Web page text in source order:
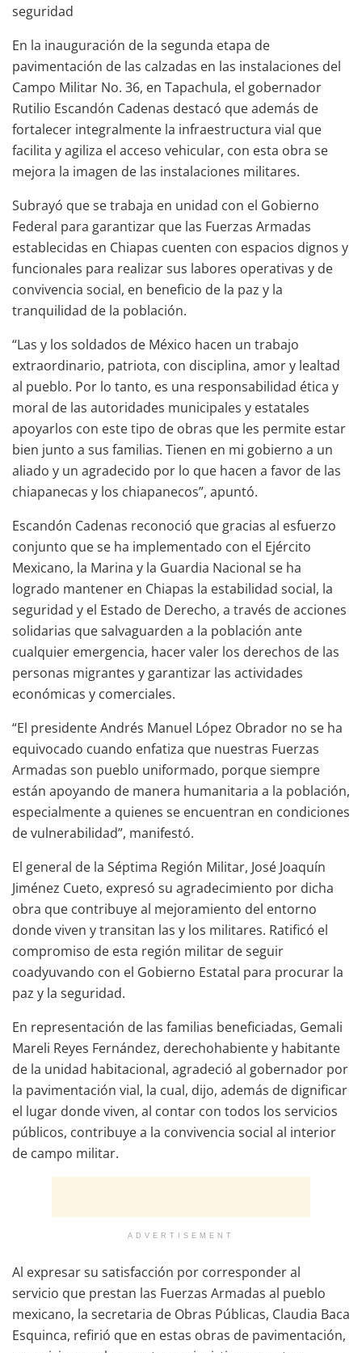
seguridad
En la inauguración de la segunda etapa de
pavimentación de las calzadas en las instalaciones del
Campo Militar No. 36, en Tapachula, el gobernador
Rutilio Escandón Cadenas destacó que además de
fortalecer integralmente la infraestructura vial que
facilita y agiliza el acceso vehicular, con esta obra se
mejora la imagen de las instalaciones militares.
Subrayó que se trabaja en unidad con el Gobierno
Federal para garantizar que las Fuerzas Armadas
establecidas en Chiapas cuenten con espacios dignos y
funcionales para realizar sus labores operativas y de
convivencia social, en beneficio de la paz y la
tranquilidad de la población.
“Las y los soldados de México hacen un trabajo
extraordinario, patriota, con disciplina, amor y lealtad
al pueblo. Por lo tanto, es una responsabilidad ética y
moral de las autoridades municipales y estatales
apoyarlos con este tipo de obras que les permite estar
bien junto a sus familias. Tienen en mi gobierno a un
aliado y un agradecido por lo que hacen a favor de las
chiapanecas y los chiapanecos”, apuntó.
Escandón Cadenas reconoció que gracias al esfuerzo
conjunto que se ha implementado con el Ejército
Mexicano, la Marina y la Guardia Nacional se ha
logrado mantener en Chiapas la estabilidad social, la
seguridad y el Estado de Derecho, a través de acciones
solidarias que salvaguarden a la población ante
cualquier emergencia, hacer valer los derechos de las
personas migrantes y garantizar las actividades
económicas y comerciales.
“El presidente Andrés Manuel López Obrador no se ha
equivocado cuando enfatiza que nuestras Fuerzas
Armadas son pueblo uniformado, porque siempre
están apoyando de manera humanitaria a la población,
especialmente a quienes se encuentran en condiciones
de vulnerabilidad”, manifestó.
El general de la Séptima Región Militar, José Joaquín
Jiménez Cueto, expresó su agradecimiento por dicha
obra que contribuye al mejoramiento del entorno
donde viven y transitan las y los militares. Ratificó el
compromiso de esta región militar de seguir
coadyuvando con el Gobierno Estatal para procurar la
paz y la seguridad.
En representación de las familias beneficiadas, Gemali
Mareli Reyes Fernández, derechohabiente y habitante
de la unidad habitacional, agradeció al gobernador por
la pavimentación vial, la cual, dijo, además de dignificar
el lugar donde viven, al contar con todos los servicios
públicos, contribuye a la convivencia social al interior
de campo militar.
ADVERTISEMENT
Al expresar su satisfacción por corresponder al
servicio que prestan las Fuerzas Armadas al pueblo
mexicano, la secretaria de Obras Públicas, Claudia Baca
Esquinca, refirió que en estas obras de pavimentación,